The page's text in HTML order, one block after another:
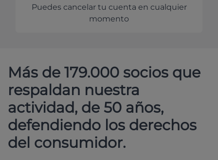
Puedes cancelar tu cuenta en cualquier
momento
Más de 179.000 socios que
respaldan nuestra
actividad, de 50 años,
defendiendo los derechos
del consumidor.